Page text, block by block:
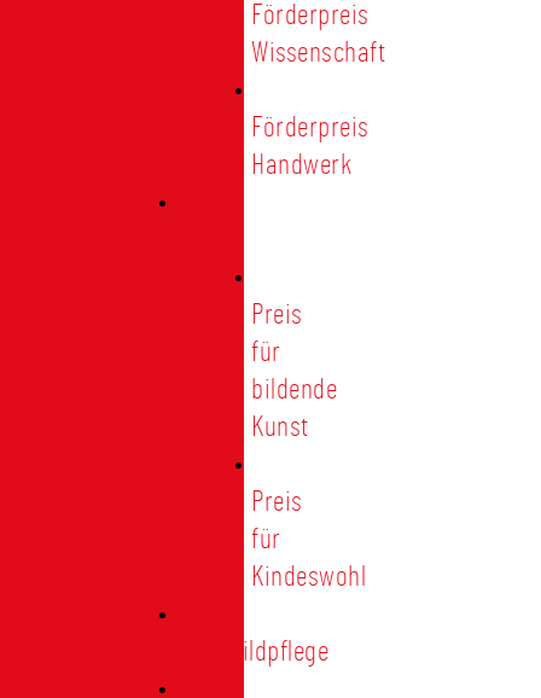
Förderpreis
Wissenschaft
Förderpreis
Handwerk
Preis
für
bildende
Kunst
Preis
für
Kindeswohl
Stadtbildpflege